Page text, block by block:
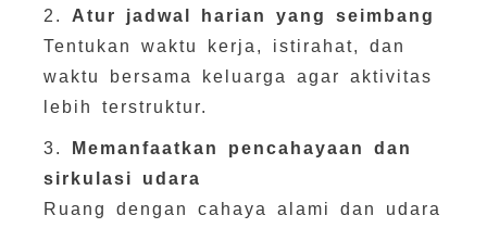
2. Atur jadwal harian yang seimbang
Tentukan waktu kerja, istirahat, dan
waktu bersama keluarga agar aktivitas
lebih terstruktur.
3.
Memanfaatkan pencahayaan dan
sirkulasi udara
Ruang dengan cahaya alami dan udara